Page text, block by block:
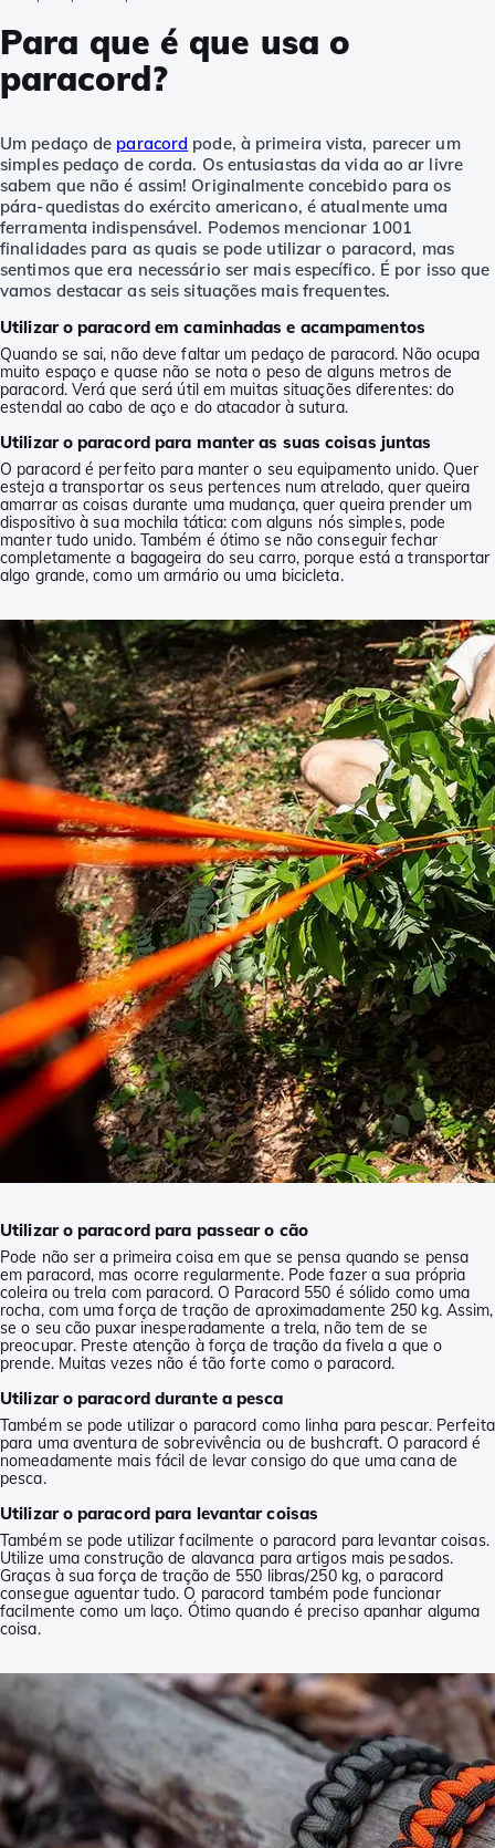
Para que é que usa o
paracord?
Um pedaço de paracord pode, à primeira vista, parecer um
simples pedaço de corda. Os entusiastas da vida ao ar livre
sabem que não é assim! Originalmente concebido para os
pára-quedistas do exército americano, é atualmente uma
ferramenta indispensável. Podemos mencionar 1001
finalidades para as quais se pode utilizar o paracord, mas
sentimos que era necessário ser mais específico. É por isso que
vamos destacar as seis situações mais frequentes.
Utilizar o paracord em caminhadas e acampamentos
Quando se sai, não deve faltar um pedaço de paracord. Não ocupa
muito espaço e quase não se nota o peso de alguns metros de
paracord. Verá que será útil em muitas situações diferentes: do
estendal ao cabo de aço e do atacador à sutura.
Utilizar o paracord para manter as suas coisas juntas
O paracord é perfeito para manter o seu equipamento unido. Quer
esteja a transportar os seus pertences num atrelado, quer queira
amarrar as coisas durante uma mudança, quer queira prender um
dispositivo à sua mochila tática: com alguns nós simples, pode
manter tudo unido. Também é ótimo se não conseguir fechar
completamente a bagageira do seu carro, porque está a transportar
algo grande, como um armário ou uma bicicleta.
Utilizar o paracord para passear o cão
Pode não ser a primeira coisa em que se pensa quando se pensa
em paracord, mas ocorre regularmente. Pode fazer a sua própria
coleira ou trela com paracord. O Paracord 550 é sólido como uma
rocha, com uma força de tração de aproximadamente 250 kg. Assim,
se o seu cão puxar inesperadamente a trela, não tem de se
preocupar. Preste atenção à força de tração da fivela a que o
prende. Muitas vezes não é tão forte como o paracord.
Utilizar o paracord durante a pesca
Também se pode utilizar o paracord como linha para pescar. Perfeita
para uma aventura de sobrevivência ou de bushcraft. O paracord é
nomeadamente mais fácil de levar consigo do que uma cana de
pesca.
Utilizar o paracord para levantar coisas
Também se pode utilizar facilmente o paracord para levantar coisas.
Utilize uma construção de alavanca para artigos mais pesados.
Graças à sua força de tração de 550 libras/250 kg, o paracord
consegue aguentar tudo. O paracord também pode funcionar
facilmente como um laço. Ótimo quando é preciso apanhar alguma
coisa.